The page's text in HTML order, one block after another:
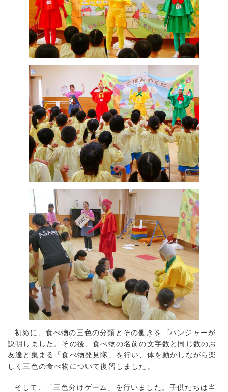
初めに、食べ物の三色の分類とその働きをゴハンジャーが
説明しました。その後、食べ物の名前の文字数と同じ数のお
友達と集まる「食べ物発見隊」を行い、体を動かしながら楽
しく三色の食べ物について復習しました。
そして、「三色分けゲーム」を行いました。子供たちは当